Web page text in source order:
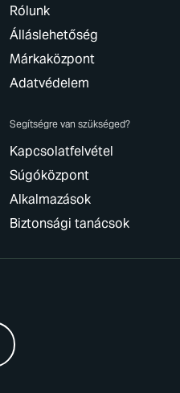
Rólunk
Álláslehetőség
Márkaközpont
Adatvédelem
Segítségre van szükséged?
Kapcsolatfelvétel
Súgóközpont
Alkalmazások
Biztonsági tanácsok